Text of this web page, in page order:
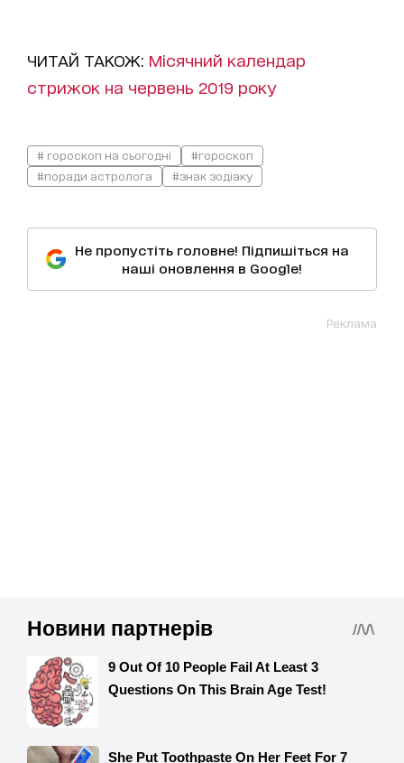
ЧИТАЙ ТАКОЖ: Місячний календар
стрижок на червень 2019 року
# гороскоп на сьогодні
#гороскоп
#поради астролога
#знак зодіаку
Не пропустіть головне! Підпишіться на
наші оновлення в Google!
Реклама